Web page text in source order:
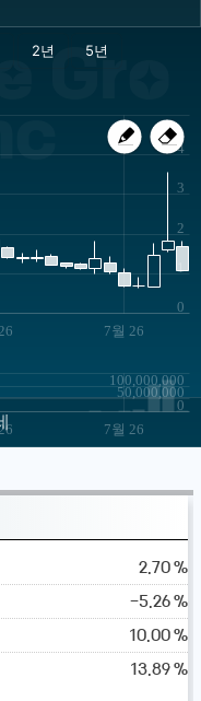
Gro
7월 26
0
1
2
3
4
7월 26
0
50,000,000
100,000,000
2.70 %
-5.26 %
10.00 %
13.89 %